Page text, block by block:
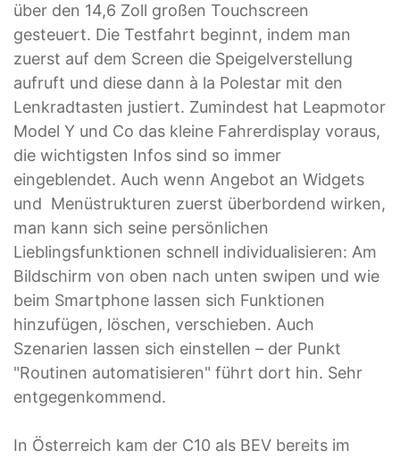
über den 14,6 Zoll großen Touchscreen
gesteuert. Die Testfahrt beginnt, indem man
zuerst auf dem Screen die Speigelverstellung
aufruft und diese dann à la Polestar mit den
Lenkradtasten justiert. Zumindest hat Leapmotor
Model Y und Co das kleine Fahrerdisplay voraus,
die wichtigsten Infos sind so immer
eingeblendet. Auch wenn Angebot an Widgets
und Menüstrukturen zuerst überbordend wirken,
man kann sich seine persönlichen
Lieblingsfunktionen schnell individualisieren: Am
Bildschirm von oben nach unten swipen und wie
beim Smartphone lassen sich Funktionen
hinzufügen, löschen, verschieben. Auch
Szenarien lassen sich einstellen – der Punkt
"Routinen automatisieren" führt dort hin. Sehr
entgegenkommend.
In Österreich kam der C10 als BEV bereits im